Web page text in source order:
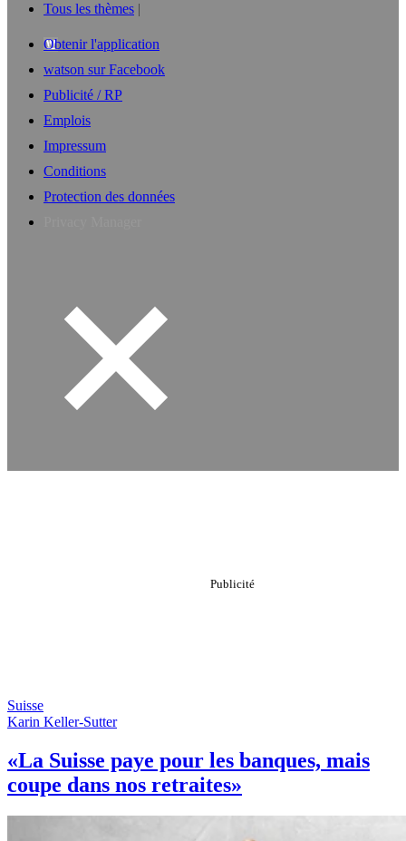
Tous les thèmes
Obtenir l'application
watson sur Facebook
Publicité / RP
Emplois
Impressum
Conditions
Protection des données
Suisse
Karin Keller-Sutter
«La Suisse paye pour les banques, mais
coupe dans nos retraites»